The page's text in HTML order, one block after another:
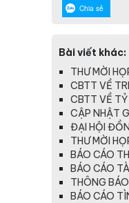
Chia sẻ
Bài viết khác:
THƯ MỜI
CBTT VỀ
CBTT VỀ
CẬP NHẬT
ĐẠI HỘI
THƯ MỜI
BÁO CÁO
BÁO CÁO
THÔNG
BÁO CÁO